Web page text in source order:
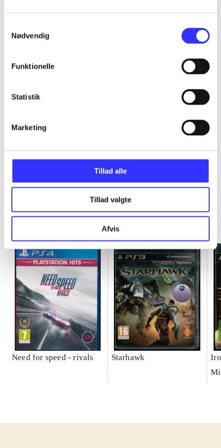
Nødvendig
Funktionelle
Statistik
Marketing
Tillad alle
Tillad valgte
Afvis
...
...
...
Need for speed - rivals Starhawk